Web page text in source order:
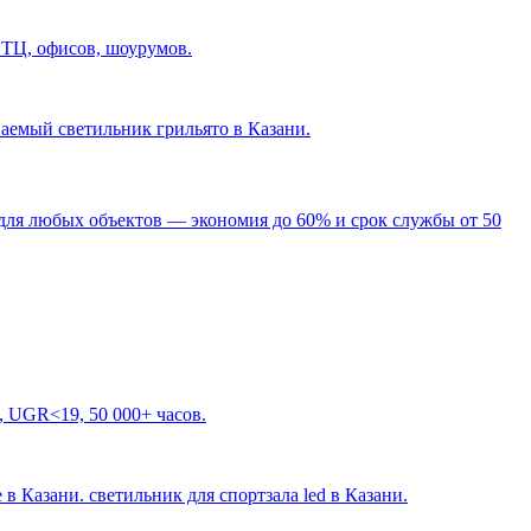
ТЦ, офисов, шоурумов.
светильник грильято в Казани.
любых объектов — экономия до 60% и срок службы от 50
UGR<19, 50 000+ часов.
Казани. светильник для спортзала led в Казани.